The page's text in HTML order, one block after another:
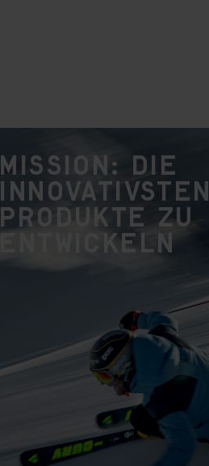
Mission: Die
innovativsten
Produkte zu
entwickeln